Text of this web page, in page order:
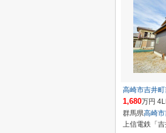
高崎市吉井
1,680万円
群馬県高崎市
上信電鉄「